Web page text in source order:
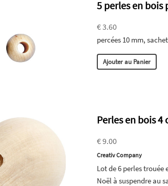
5 perles en bois
€ 3.60
percées 10 mm,
Ajouter au Panier
Perles en bois 4
€ 9.00
Creativ Company
Lot de 6 perles
Noël à suspendre au